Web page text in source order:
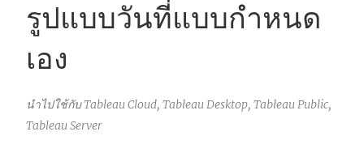
รูปแบบวันที่แบบกำหนด
เอง
นำไปใช้กับ Tableau Cloud, Tableau Desktop, Tableau Public,
Tableau Server